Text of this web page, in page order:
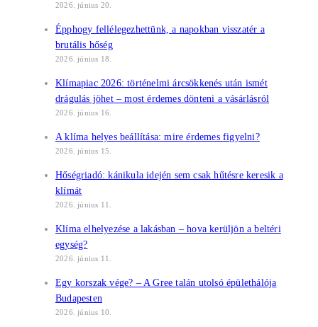
2026. június 20.
Épphogy fellélegezhettünk, a napokban visszatér a
brutális hőség
2026. június 18.
Klímapiac 2026: történelmi árcsökkenés után ismét
drágulás jöhet – most érdemes dönteni a vásárlásról
2026. június 16.
A klíma helyes beállítása: mire érdemes figyelni?
2026. június 15.
Hőségriadó: kánikula idején sem csak hűtésre keresik a
klímát
2026. június 11.
Klíma elhelyezése a lakásban – hova kerüljön a beltéri
egység?
2026. június 11.
Egy korszak vége? – A Gree talán utolsó épülethálója
Budapesten
2026. június 10.